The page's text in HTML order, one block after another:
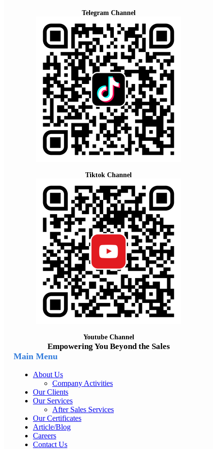
Telegram Channel
Tiktok Channel
Youtube Channel
Empowering You Beyond the Sales
Main Menu
About Us
Company Activities
Our Clients
Our Services
After Sales Services
Our Certificates
Article/Blog
Careers
Contact Us